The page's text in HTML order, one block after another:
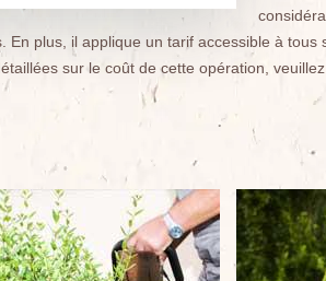
En plus, il applique un tarif accessible à
sur le coût de cette opération,